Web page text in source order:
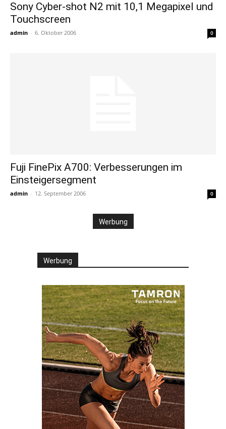
Sony Cyber-shot N2 mit 10,1 Megapixel und
Touchscreen
admin - 6. Oktober 2006 0
Fuji FinePix A700: Verbesserungen im
Einsteigersegment
admin - 12. September 2006 0
Werbung
Werbung